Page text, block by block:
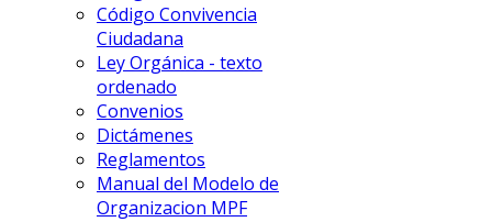
Código Convivencia
Ciudadana
Ley Orgánica - texto
ordenado
Convenios
Dictámenes
Reglamentos
Manual del Modelo de
Organizacion MPF